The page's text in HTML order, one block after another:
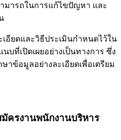
มารถในการแก้ไขปัญหา และ
อียดและวิธีประเมินกำหนดไว้ใน
บที่เปิดเผยอย่างเป็นทางการ ซึ่ง
ข้อมูลอย่างละเอียดเพื่อเตรียม
มัครงานพนักงานบริหาร